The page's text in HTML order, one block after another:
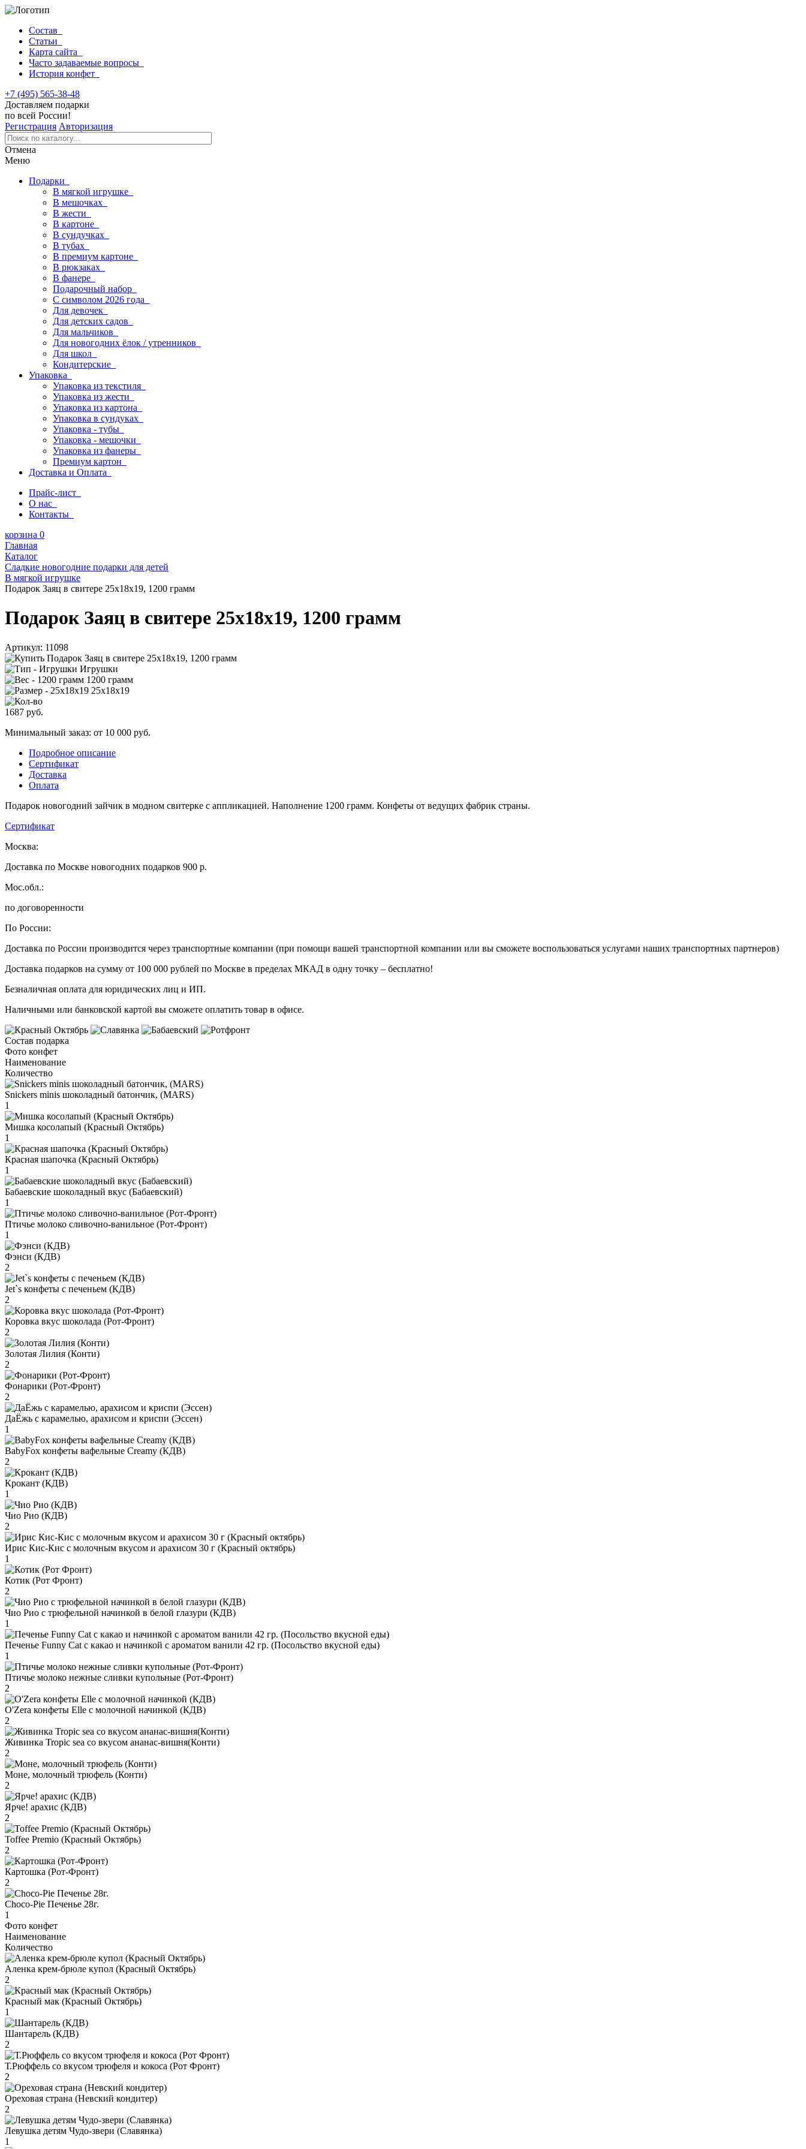
Состав
Статьи
Карта сайта
Часто задаваемые вопросы
История конфет
+7 (495) 565-38-48
Доставляем подарки
по всей России!
Регистрация Авторизация
Отмена
Меню
Подарки
В мягкой игрушке
В мешочках
В жести
В картоне
В сундучках
В тубах
В премиум картоне
В рюкзаках
В фанере
Подарочный набор
С символом 2026 года
Для девочек
Для детских садов
Для мальчиков
Для новогодних ёлок / утренников
Для школ
Кондитерские
Упаковка
Упаковка из текстиля
Упаковка из жести
Упаковка из картона
Упаковка в сундуках
Упаковка - тубы
Упаковка - мешочки
Упаковка из фанеры
Премиум картон
Доставка и Оплата
Прайс-лист
О нас
Контакты
корзина 0
Главная
Каталог
Сладкие новогодние подарки для детей
В мягкой игрушке
Подарок Заяц в свитере 25х18х19, 1200 грамм
Подарок Заяц в свитере 25х18х19, 1200 грамм
Артикул: 11098
Игрушки
1200 грамм
25х18х19
1687 руб.
Минимальный заказ: от 10 000 руб.
Подробное описание
Сертификат
Доставка
Оплата
Подарок новогодний зайчик в модном свитерке с аппликацией. Наполнение 1200 грамм. Конфеты от ведущих фабрик страны.
Сертификат
Москва:
Доставка по Москве новогодних подарков 900 р.
Мос.обл.:
по договоренности
По России:
Доставка по России производится через транспортные компании (при помощи вашей транспортной компании или вы сможете воспользоваться услугами наших транспортных партнеров)
Доставка подарков на сумму от 100 000 рублей по Москве в пределах МКАД в одну точку – бесплатно!
Безналичная оплата для юридических лиц и ИП.
Наличными или банковской картой вы сможете оплатить товар в офисе.
Состав подарка
Фото конфет
Наименование
Количество
Snickers minis шоколадный батончик, (MARS)
1
Мишка косолапый (Красный Октябрь)
1
Красная шапочка (Красный Октябрь)
1
Бабаевские шоколадный вкус (Бабаевский)
1
Птичье молоко сливочно-ванильное (Рот-Фронт)
1
Фэнси (КДВ)
2
Jet`s конфеты с печеньем (КДВ)
2
Коровка вкус шоколада (Рот-Фронт)
2
Золотая Лилия (Конти)
2
Фонарики (Рот-Фронт)
2
ДаЁжь с карамелью, арахисом и криспи (Эссен)
1
BabyFox конфеты вафельные Creamy (КДВ)
2
Крокант (КДВ)
1
Чио Рио (КДВ)
2
Ирис Кис-Кис с молочным вкусом и арахисом 30 г (Красный октябрь)
1
Котик (Рот Фронт)
2
Чио Рио с трюфельной начинкой в белой глазури (КДВ)
1
Печенье Funny Сat с какао и начинкой с ароматом ванили 42 гр. (Посольство вкусной еды)
1
Птичье молоко нежные сливки купольные (Рот-Фронт)
2
O'Zera конфеты Elle с молочной начинкой (КДВ)
2
Живинка Tropic sea со вкусом ананас-вишня(Конти)
2
Моне, молочный трюфель (Конти)
2
Ярче! арахис (КДВ)
2
Toffee Premio (Красный Октябрь)
2
Картошка (Рот-Фронт)
2
Choco-Pie Печенье 28г.
1
Фото конфет
Наименование
Количество
Аленка крем-брюле купол (Красный Октябрь)
2
Красный мак (Красный Октябрь)
1
Шантарель (КДВ)
2
Т.Рюффель со вкусом трюфеля и кокоса (Рот Фронт)
2
Ореховая страна (Невский кондитер)
2
Левушка детям Чудо-звери (Славянка)
1